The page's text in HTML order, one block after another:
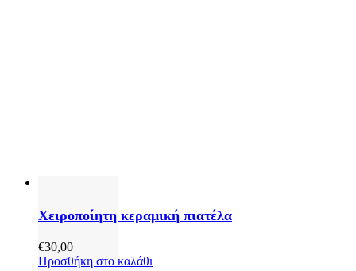
Χειροποίητη κεραμική πιατέλα
€30,00
Προσθήκη στο καλάθι